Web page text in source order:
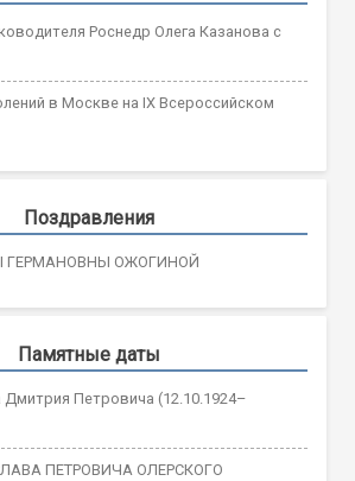
Роснедр Олега Казанова с
в Москве на IX Всероссийском
Поздравления
ГЕРМАНОВНЫ ОЖОГИНОЙ
Памятные даты
Петровича (12.10.1924–
ПЕТРОВИЧА ОЛЕРСКОГО